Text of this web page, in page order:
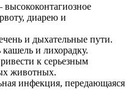
диарею и
и дыхательные пути.
и лихорадку.
к серьезным
животных.
инфекция, передающаяся